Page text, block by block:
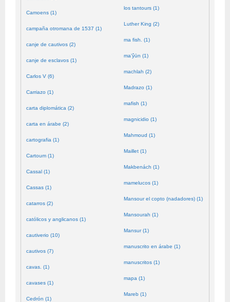
Camoens (1)
campaña otromana de 1537 (1)
canje de cautivos (2)
canje de esclavos (1)
Carlos V (6)
Carriazo (1)
carta diplomática (2)
carta en árabe (2)
cartografia (1)
Cartoum (1)
Cassal (1)
Cassas (1)
catarros (2)
católicos y anglicanos (1)
cautiverio (10)
cautivos (7)
cavas. (1)
cavases (1)
Cedrón (1)
los tantours (1)
Luther King (2)
ma fish. (1)
ma’ŷūn (1)
machlah (2)
Madrazo (1)
mafish (1)
magnicidio (1)
Mahmoud (1)
Maillet (1)
Makbenách (1)
mamelucos (1)
Mansour el copto (nadadores) (1)
Mansourah (1)
Mansur (1)
manuscrito en árabe (1)
manuscritos (1)
mapa (1)
Mareb (1)